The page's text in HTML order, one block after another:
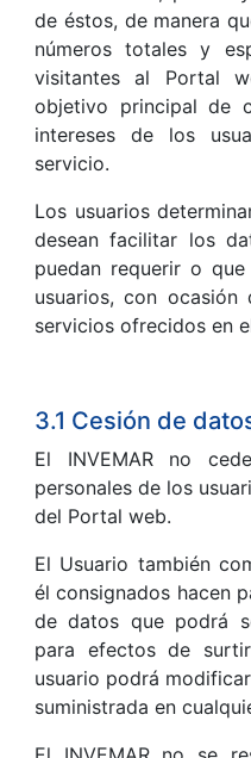
de éstos, de manera
números totales y
visitantes al Portal
objetivo principal de
intereses de los
servicio.
Los usuarios
desean facilitar los
puedan requerir o
usuarios, con
servicios ofrecidos en
3.1 Cesión de
El INVEMAR no
personales de los
del Portal web.
El Usuario también
él consignados hacen
de datos que podrá
para efectos de
usuario podrá
suministrada en